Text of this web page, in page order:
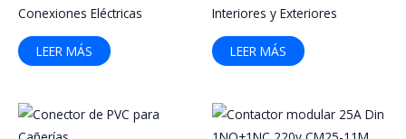
Conexiones Eléctricas
LEER MÁS
Interiores y Exteriores
LEER MÁS